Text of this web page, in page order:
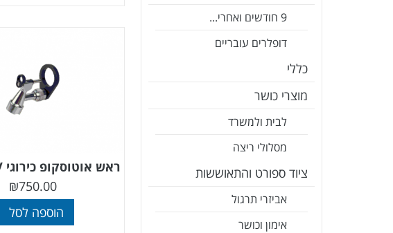
ראש אוטוסקופ כירוגי 3.5V הלוגן
₪750.00
הוספה לסל
9 חודשים ואחרי...
דופלרים עובריים
כללי
מוצרי כושר
לבית ולמשרד
מסלולי ריצה
ציוד ספורט והתאוששות
אביזרי תרגול
אימון וכושר